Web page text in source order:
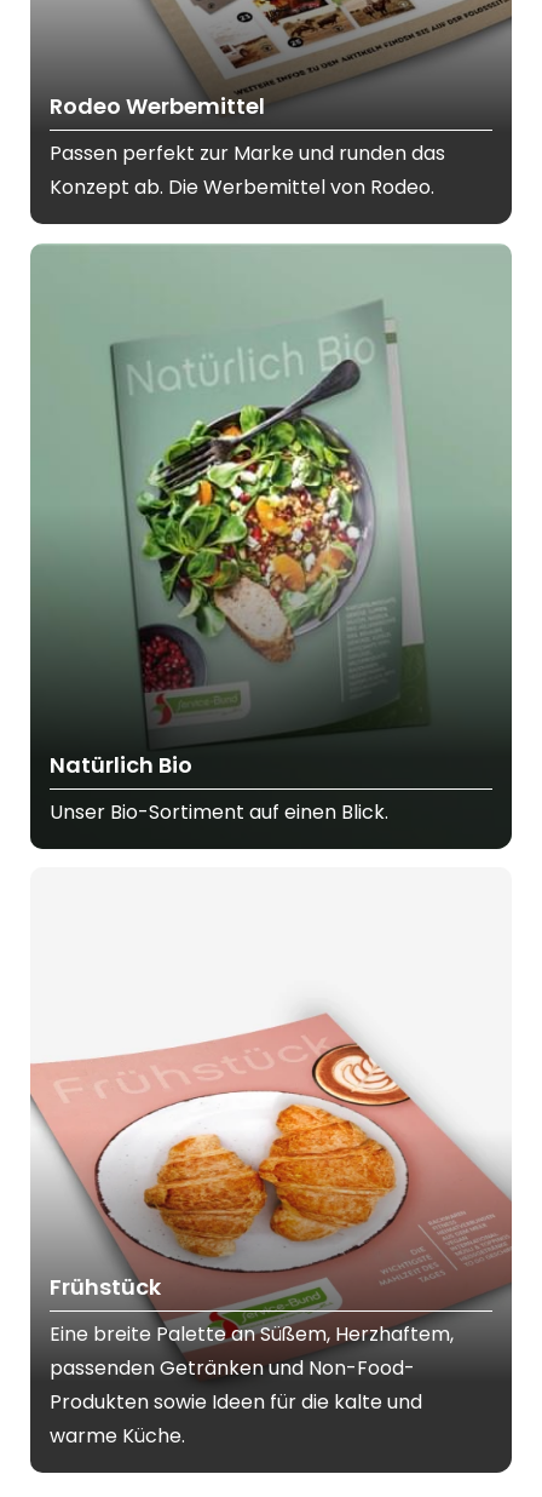
Rodeo Werbemittel
Passen perfekt zur Marke und runden das
Konzept ab. Die Werbemittel von Rodeo.
Natürlich Bio
Unser Bio-Sortiment auf einen Blick.
Frühstück
Eine breite Palette an Süßem, Herzhaftem,
passenden Getränken und Non-Food-
Produkten sowie Ideen für die kalte und
warme Küche.